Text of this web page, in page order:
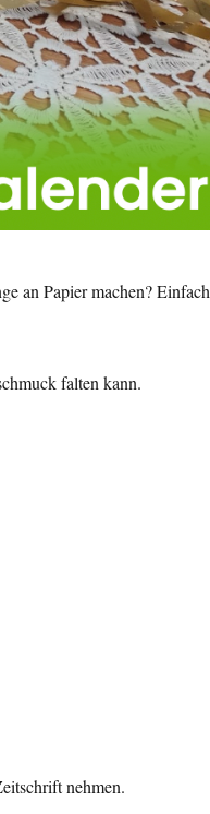
an Papier machen? Einfach
falten kann.
nehmen.